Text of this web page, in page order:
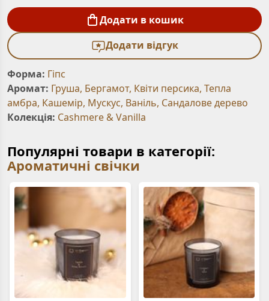
Додати в кошик
Додати відгук
Форма: Гіпс
Аромат: Груша, Бергамот, Квіти персика, Тепла
амбра, Кашемір, Мускус, Ваніль, Сандалове дерево
Колекція: Cashmere & Vanilla
Популярні товари в категорії:
Ароматичні свічки